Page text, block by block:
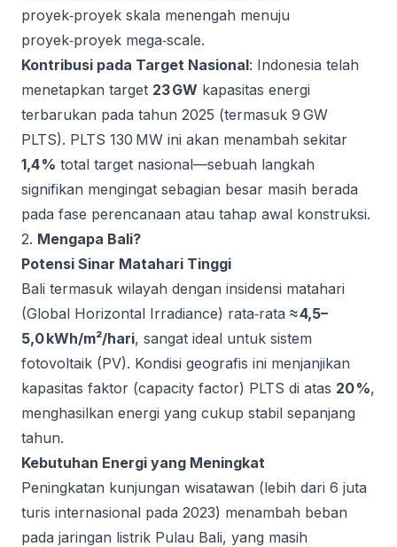
proyek‑proyek skala menengah menuju
proyek‑proyek mega‑scale.
Kontribusi pada Target Nasional: Indonesia telah
menetapkan target 23 GW kapasitas energi
terbarukan pada tahun 2025 (termasuk 9 GW
PLTS). PLTS 130 MW ini akan menambah sekitar
1,4 % total target nasional—sebuah langkah
signifikan mengingat sebagian besar masih berada
pada fase perencanaan atau tahap awal konstruksi.
2. Mengapa Bali?
Potensi Sinar Matahari Tinggi
Bali termasuk wilayah dengan insidensi matahari
(Global Horizontal Irradiance) rata‑rata ≈ 4,5–
5,0 kWh/m²/hari, sangat ideal untuk sistem
fotovoltaik (PV). Kondisi geografis ini menjanjikan
kapasitas faktor (capacity factor) PLTS di atas 20 %,
menghasilkan energi yang cukup stabil sepanjang
tahun.
Kebutuhan Energi yang Meningkat
Peningkatan kunjungan wisatawan (lebih dari 6 juta
turis internasional pada 2023) menambah beban
pada jaringan listrik Pulau Bali, yang masih